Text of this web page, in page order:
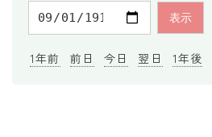
二十四節気
1年前 前日 今日 翌日 1年後